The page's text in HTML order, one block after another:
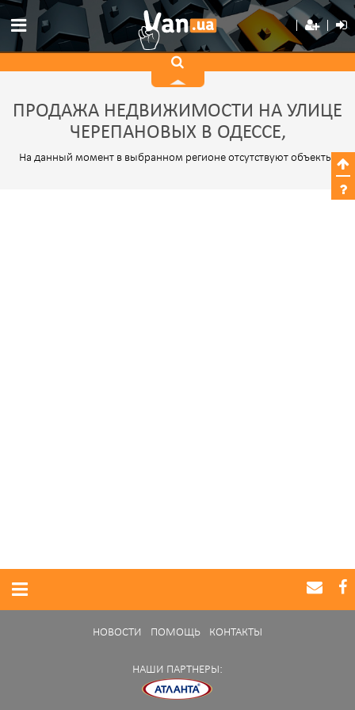
ПРОДАЖА НЕДВИЖИМОСТИ НА УЛИЦЕ
ЧЕРЕПАНОВЫХ В ОДЕССЕ,
На данный момент в выбранном регионе отсутствуют объекты.
НОВОСТИ ПОМОЩЬ КОНТАКТЫ
НАШИ ПАРТНЕРЫ: